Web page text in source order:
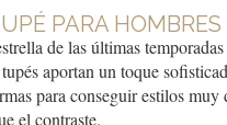
PARA HOMBRES
de las últimas
aportan un toque
para conseguir estilos
el contraste.